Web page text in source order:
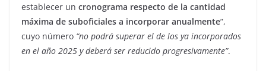
establecer un cronograma respecto de la cantidad
máxima de suboficiales a incorporar anualmente”,
cuyo número “no podrá superar el de los ya incorporados
en el año 2025 y deberá ser reducido progresivamente”.